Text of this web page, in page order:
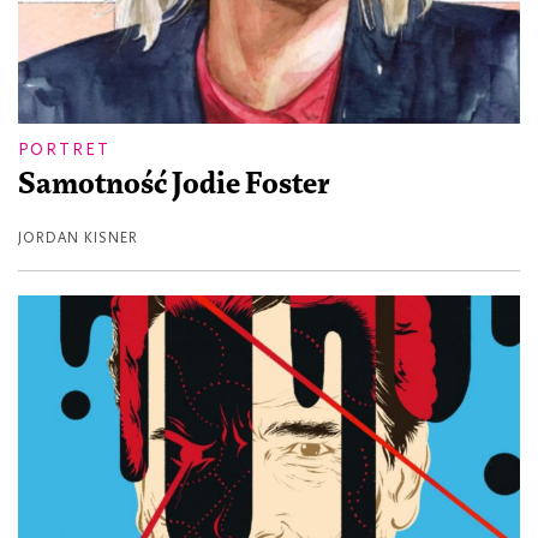
PORTRET
Samotność Jodie Foster
JORDAN KISNER